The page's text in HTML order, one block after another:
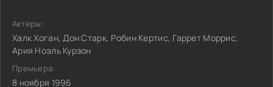
Актёры:
Халк Хоган, Дон Старк, Робин Кертис, Гаррет Моррис,
Ария Ноэль Курзон
Премьера:
8 ноября 1996